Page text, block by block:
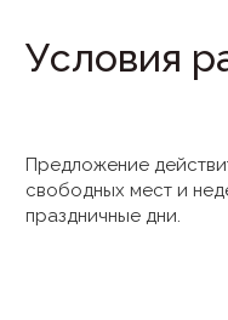
Условия
Предложение
свободных мест и
праздничные дни.